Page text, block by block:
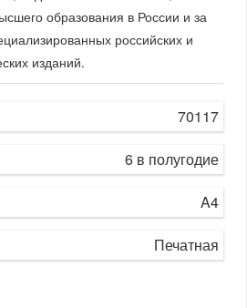
образования в России и за
российских и
изданий.
70117
6 в полугодие
A4
Печатная